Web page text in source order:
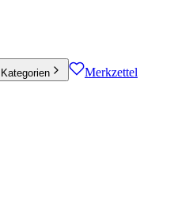
Kategorien Merkzettel